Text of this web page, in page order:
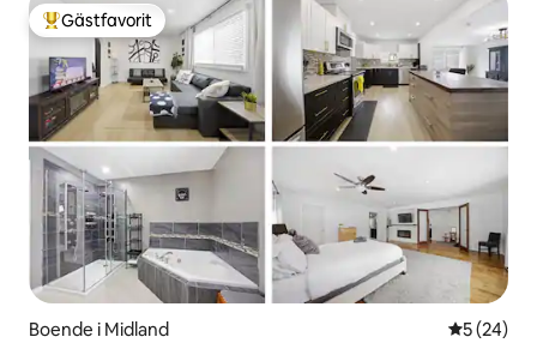
Populär gästfavorit
Gästfavorit
Boende i Midland 5 av 5 i
5 (24)